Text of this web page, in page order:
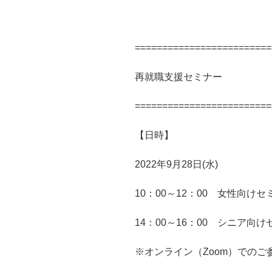
再就職支援セミナー
【日時】
2022年9月 28日 (水)
10： 00～ 12 ： 00 女性向けセ
14： 00～ 16 ： 00 シニア向け
※オンライン（Zoom）でのご